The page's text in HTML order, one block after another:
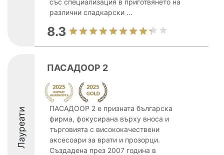
със специализация в приготвянето на
различни сладкарски ...
8.3
Лауреати
ПАСАДООР 2
ПАСАДООР 2 е призната българска
фирма, фокусирана върху вноса и
търговията с висококачествени
аксесоари за врати и прозорци.
Създадена през 2007 година в